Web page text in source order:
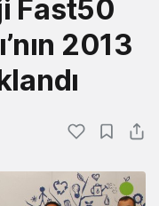
Fast50
2013